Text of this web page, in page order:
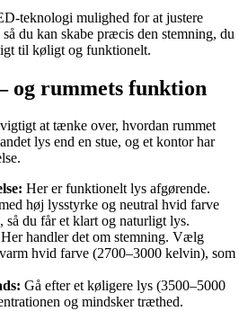
teknologi mulighed for at justere
du kan skabe præcis den stemning, du
til køligt og funktionelt.
og rummets funktion
at tænke over, hvordan rummet
lys end en stue, og et kontor har
Her er funktionelt lys afgørende.
høj lysstyrke og neutral hvid farve
du får et klart og naturligt lys.
Her handler det om stemning. Vælg
hvid farve (2700–3000 kelvin), som
Gå efter et køligere lys (3500–5000
og mindsker træthed.